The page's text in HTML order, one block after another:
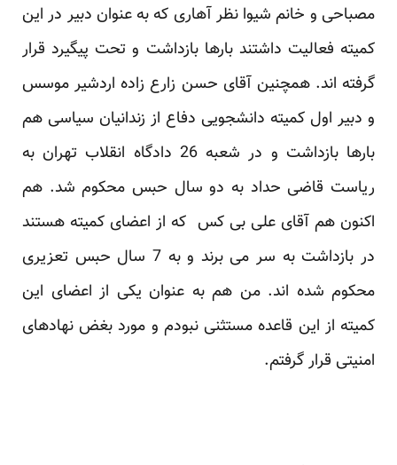
مصباحی و خانم شیوا نظر آهاری که به عنوان دبیر در این
کمیته فعالیت داشتند بارها بازداشت و تحت پیگیرد قرار
گرفته اند. همچنین آقای حسن زارع زاده اردشیر موسس
و دبیر اول کمیته دانشجویی دفاع از زندانیان سیاسی هم
بارها بازداشت و در شعبه 26 دادگاه انقلاب تهران به
ریاست قاضی حداد به دو سال حبس محکوم شد. هم
اکنون هم آقای علی بی کس که از اعضای کمیته هستند
در بازداشت به سر می برند و به 7 سال حبس تعزیری
محکوم شده اند. من هم به عنوان یکی از اعضای این
کمیته از این قاعده مستثنی نبودم و مورد بغض نهادهای
امنیتی قرار گرفتم.